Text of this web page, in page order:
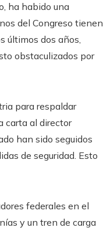
ha habido una
del Congreso tienen
últimos dos años,
obstaculizados por
para respaldar
carta al director
han sido seguidos
de seguridad. Esto
federales en el
y un tren de carga